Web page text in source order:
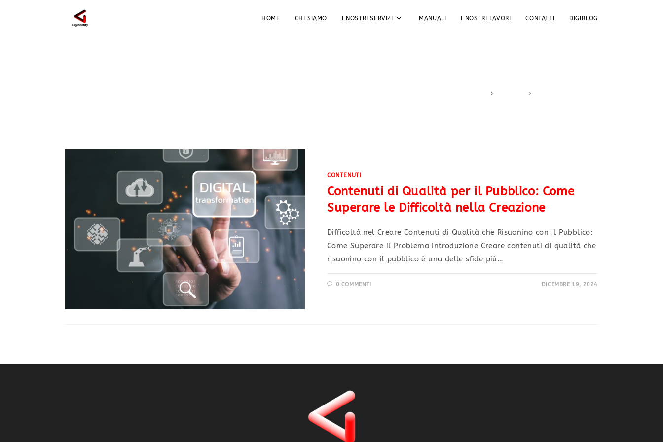
HOME CHI SIAMO I NOSTRI SERVIZI MANUALI I NOSTRI LAVORI CONTATTI DIGIBLOG
> >
CONTENUTI
Contenuti di Qualità per il Pubblico: Come
Superare le Difficoltà nella Creazione
Difficoltà nel Creare Contenuti di Qualità che Risuonino con il Pubblico:
Come Superare il Problema Introduzione Creare contenuti di qualità che
risuonino con il pubblico è una delle sfide più…
0 COMMENTI DICEMBRE 19, 2024